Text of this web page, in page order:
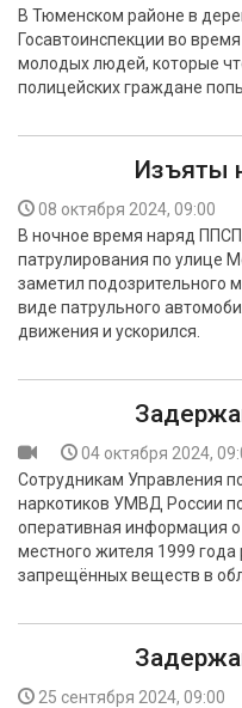
В Тюменском районе в
Госавтоинспекции во
молодых людей, которые
полицейских граждане
Изъяты
08 октября 2024, 09:00
В ночное время наряд
патрулирования по улице
заметил подозрительного
виде патрульного
движения и ускорился.
04 октября 2024,
Сотрудникам Управления
наркотиков УМВД России
оперативная информация
местного жителя 1999
запрещённых веществ в
25 сентября 2024, 09:00